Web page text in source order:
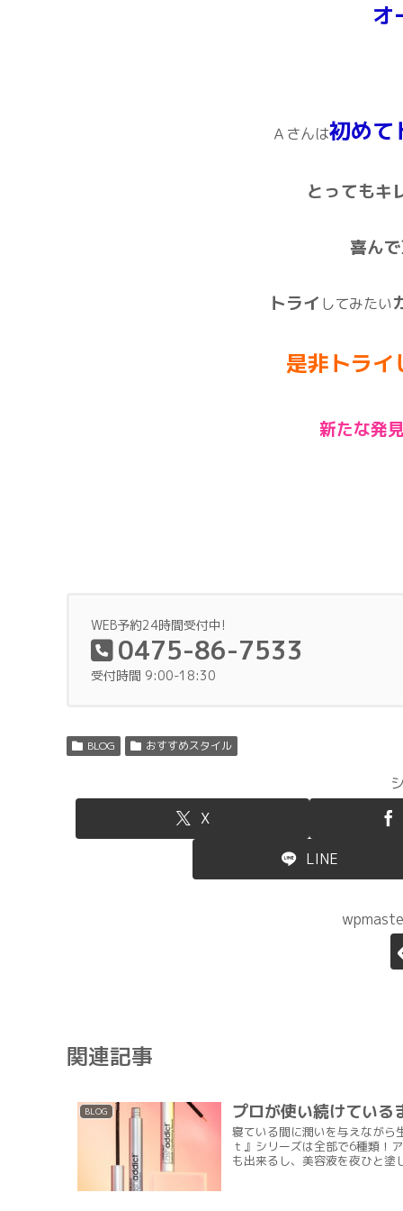
オ
Ａさんは初めて
とってもキ
喜ん
トライ してみたい
是非トライ
新たな発
WEB予約24時間受付中!
0475-86-7533
受付時間 9:00-18:30
BLOG おすすめスタイル
X
LINE
関連記事
BLOG プロが使い続けてい
寝ている間に潤いを与えなが
ｔ』シリーズは全部で6種類！
も出来るし、美容液を夜ひと塗